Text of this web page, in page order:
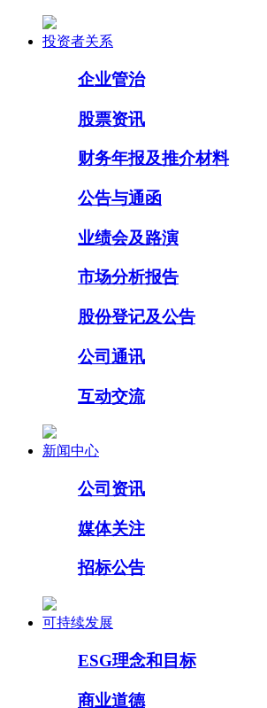
投资者关系
企业管治
股票资讯
财务年报及推介材料
公告与通函
业绩会及路演
市场分析报告
股份登记及公告
公司通讯
互动交流
新闻中心
公司资讯
媒体关注
招标公告
可持续发展
ESG理念和目标
商业道德